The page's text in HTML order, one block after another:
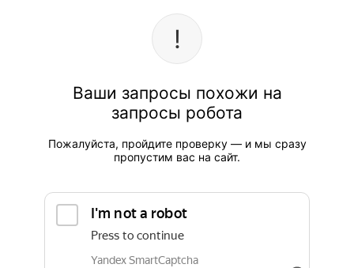
Ваши запросы похожи на
запросы робота
Пожалуйста, пройдите проверку — и мы сразу
пропустим вас на сайт.